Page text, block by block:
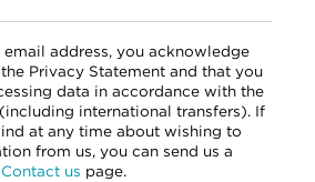
address, you acknowledge
Privacy Statement and that you
data in accordance with the
(including international transfers). If
at any time about wishing to
from us, you can send us a
Contact us page.